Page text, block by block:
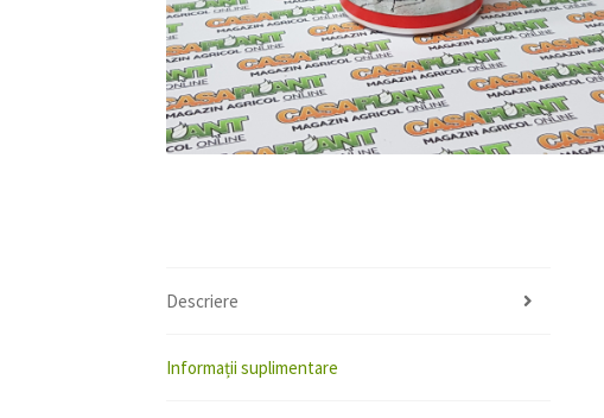
Descriere
Informații suplimentare